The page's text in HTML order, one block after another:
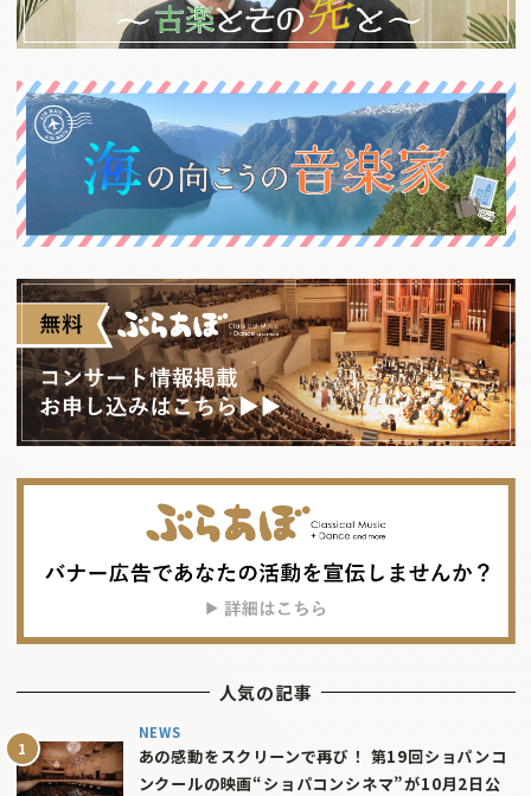
人気の記事
NEWS
あの感動をスクリーンで再び！ 第19回ショパンコ
ンクールの映画“ショパコンシネマ”が10月2日公